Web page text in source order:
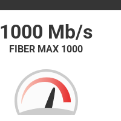
1000 Mb/s
FIBER MAX 1000